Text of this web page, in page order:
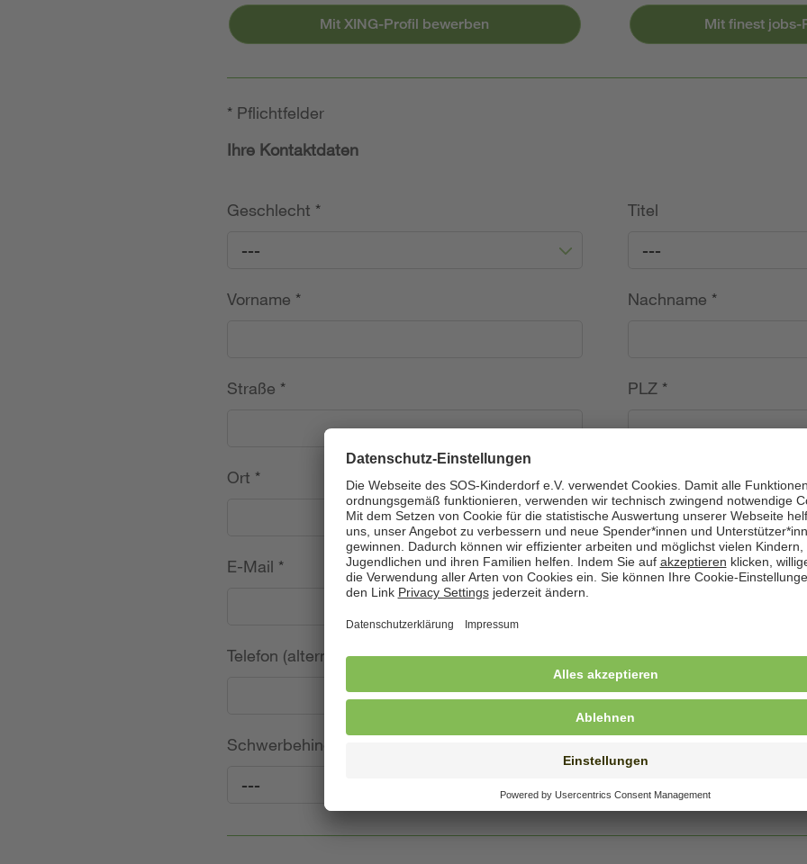
Mit XING-Profil bewerben Mit finest
* Pflichtfelder
Ihre Kontaktdaten
Geschlecht *
---
Titel
---
Vorname * Nachname *
Straße * PLZ *
Ort * Land
---
E-Mail * Telefon*
Telefon (alternativ) Geburtsdatum
Schwerbehinderung (freiwillige Angabe)
---